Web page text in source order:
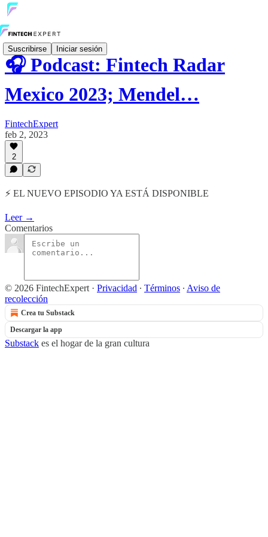
Suscribirse Iniciar sesión
🎧 Podcast: Fintech Radar
Mexico 2023; Mendel…
FintechExpert
feb 2, 2023
2
⚡️ EL NUEVO EPISODIO YA ESTÁ DISPONIBLE
Leer →
Comentarios
© 2026 FintechExpert · Privacidad ∙ Términos ∙ Aviso de
recolección
Crea tu Substack
Descargar la app
Substack es el hogar de la gran cultura